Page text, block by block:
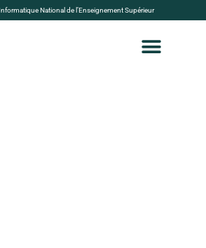
National de l’Enseignement Supérieur